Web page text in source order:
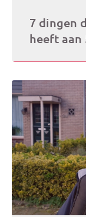
7 dingen
heeft aan